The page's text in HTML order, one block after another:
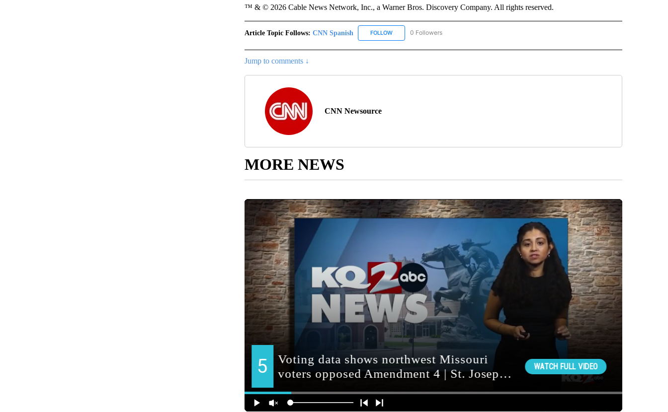
™ & © 2026 Cable News Network, Inc., a Warner Bros. Discovery Company. All rights reserved.
Article Topic Follows: CNN Spanish FOLLOWFOLLOW "CNN SPANISH" TO RECEIVE NOTIFICATIONS ABOUT NEW PAGES ON "CNN SPANISH".
0 Followers
Jump to comments ↓
CNN Newsource
MORE NEWS